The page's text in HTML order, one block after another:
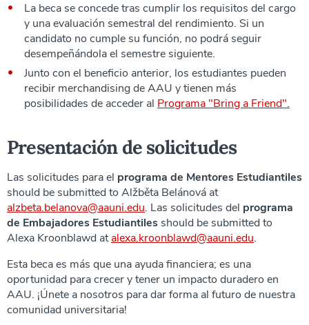
La beca se concede tras cumplir los requisitos del cargo
y una evaluación semestral del rendimiento. Si un
candidato no cumple su función, no podrá seguir
desempeñándola el semestre siguiente.
Junto con el beneficio anterior, los estudiantes pueden
recibir merchandising de AAU y tienen más
posibilidades de acceder al Programa "Bring a Friend".
Presentación de solicitudes
Las solicitudes para el programa de Mentores Estudiantiles
should be submitted to Alžběta Belánová at
alzbeta.belanova@aauni.edu. Las solicitudes del programa
de Embajadores Estudiantiles should be submitted to
Alexa Kroonblawd atalexa.kroonblawd@aauni.edu.
Esta beca es más que una ayuda financiera; es una
oportunidad para crecer y tener un impacto duradero en
AAU. ¡Únete a nosotros para dar forma al futuro de nuestra
comunidad universitaria!